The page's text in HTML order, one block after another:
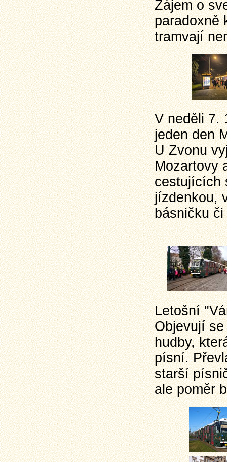
Zájem o
paradoxně
tramvají
V neděli 7.
jeden den
U Zvonu
Mozartovy
cestujících
jízdenkou,
básničku
Letošní
Objevují
hudby,
písní.
starší
ale poměr